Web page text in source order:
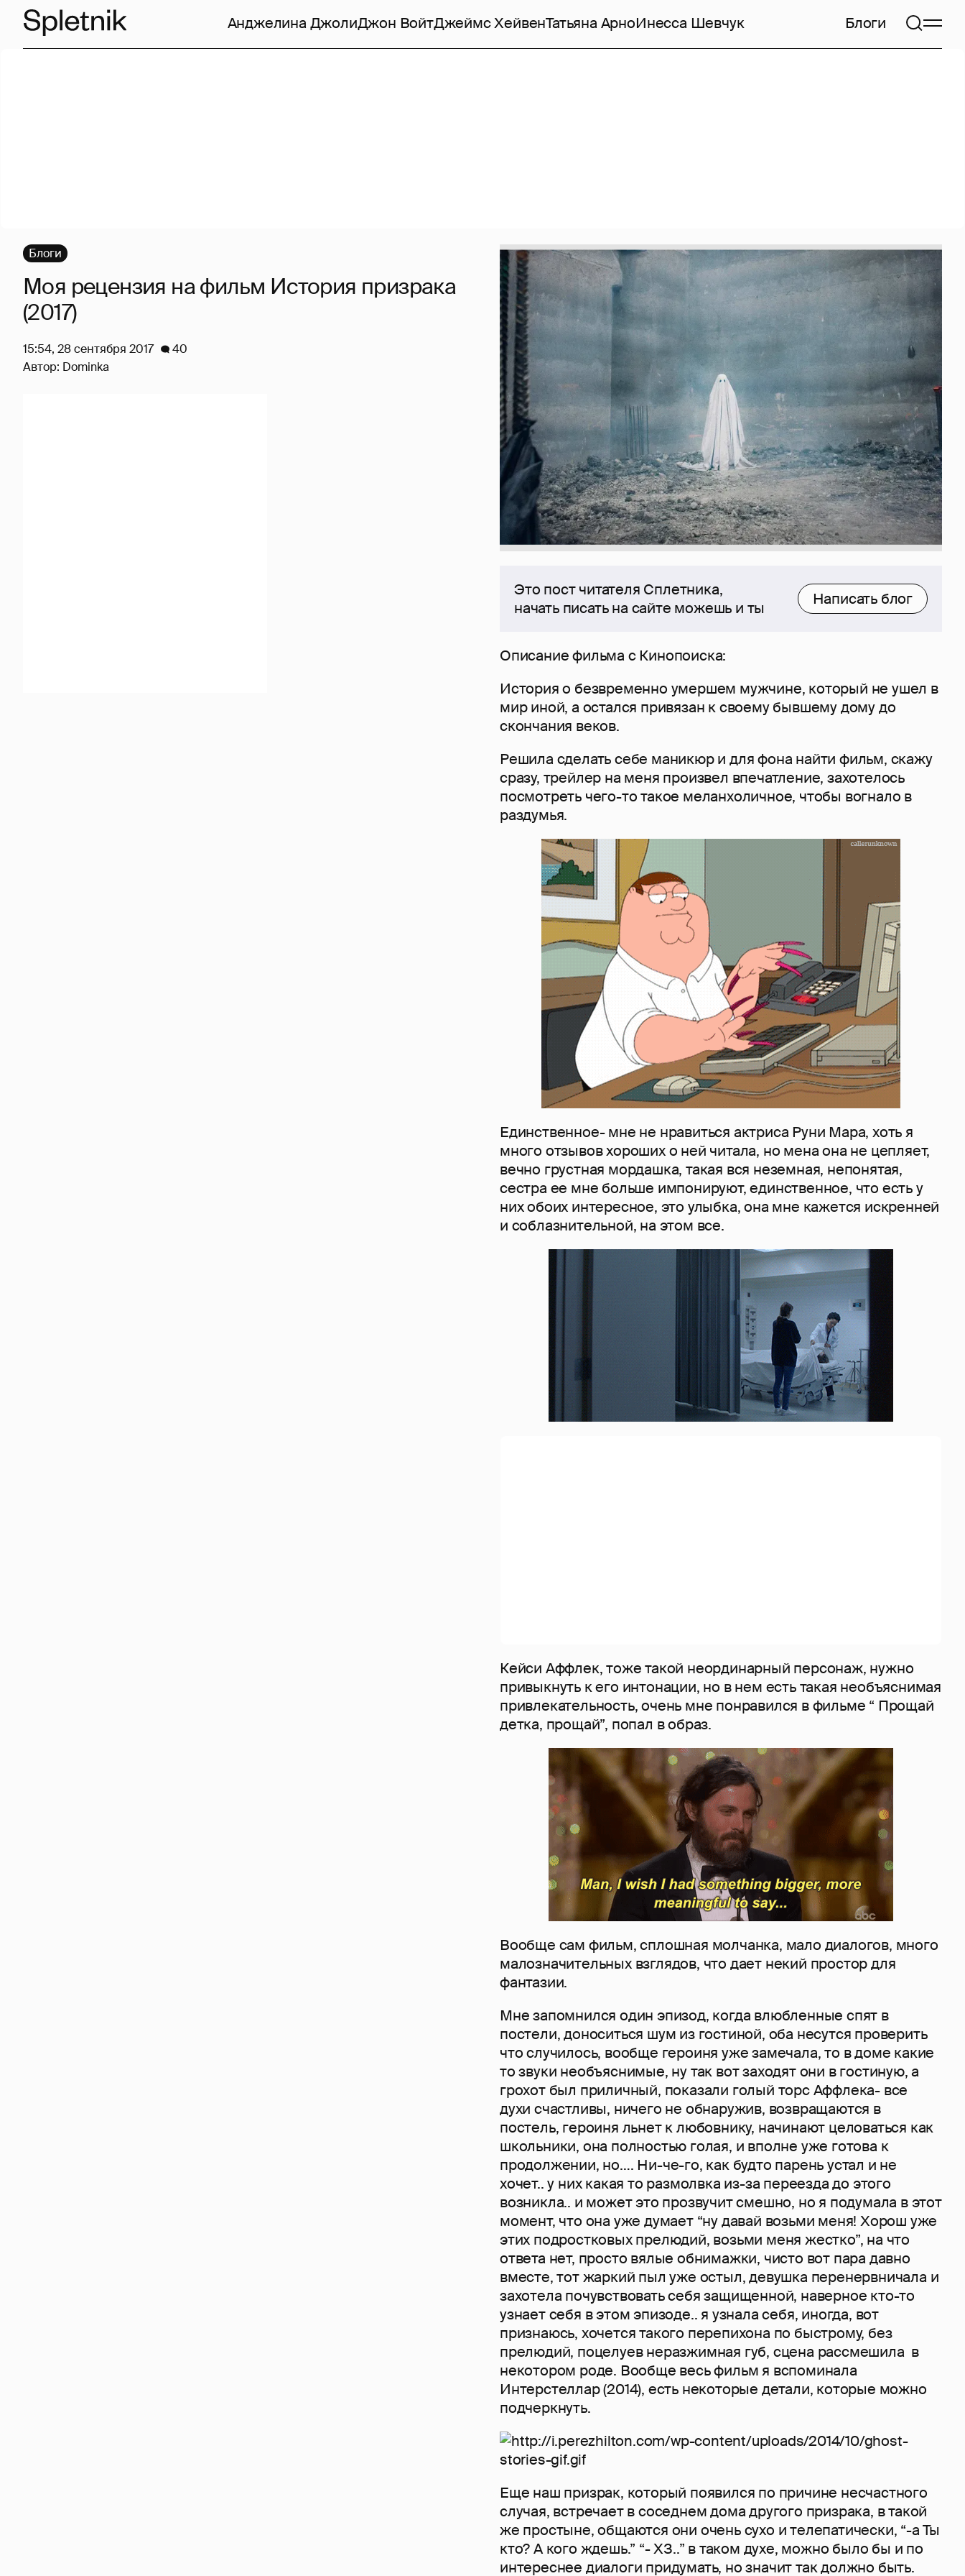
Анджелина ДжолиДжон ВойтДжеймс ХейвенТатьяна АрноИнесса Шевчук Блоги
Это пост читателя Сплетника,
начать писать на сайте можешь и ты
Написать блог
Описание фильма с Кинопоиска:
История о безвременно умершем мужчине, который не ушел в
мир иной, а остался привязан к своему бывшему дому до
скончания веков.
Решила сделать себе маникюр и для фона найти фильм, скажу
сразу, трейлер на меня произвел впечатление, захотелось
посмотреть чего-то такое меланхоличное, чтобы вогнало в
раздумья.
Единственное- мне не нравиться актриса Руни Мара, хоть я
много отзывов хороших о ней читала, но мена она не цепляет,
вечно грустная мордашка, такая вся неземная, непонятая,
сестра ее мне больше импонируют, единственное, что есть у
них обоих интересное, это улыбка, она мне кажется искренней
и соблазнительной, на этом все.
Кейси Аффлек, тоже такой неординарный персонаж, нужно
привыкнуть к его интонации, но в нем есть такая необъяснимая
привлекательность, очень мне понравился в фильме “ Прощай
детка, прощай”, попал в образ.
Вообще сам фильм, сплошная молчанка, мало диалогов, много
малозначительных взглядов, что дает некий простор для
фантазии.
Мне запомнился один эпизод, когда влюбленные спят в
постели, доноситься шум из гостиной, оба несутся проверить
что случилось, вообще героиня уже замечала, то в доме какие
то звуки необъяснимые, ну так вот заходят они в гостиную, а
грохот был приличный, показали голый торс Аффлека- все
духи счастливы, ничего не обнаружив, возвращаются в
постель, героиня льнет к любовнику, начинают целоваться как
школьники, она полностью голая, и вполне уже готова к
продолжении, но…. Ни-че-го, как будто парень устал и не
хочет.. у них какая то размолвка из-за переезда до этого
возникла.. и может это прозвучит смешно, но я подумала в этот
момент, что она уже думает “ну давай возьми меня! Хорош уже
этих подростковых прелюдий, возьми меня жестко”, на что
ответа нет, просто вялые обнимажки, чисто вот пара давно
вместе, тот жаркий пыл уже остыл, девушка перенервничала и
захотела почувствовать себя защищенной, наверное кто-то
узнает себя в этом эпизоде.. я узнала себя, иногда, вот
признаюсь, хочется такого перепихона по быстрому, без
прелюдий, поцелуев неразжимная губ, сцена рассмешила в
некотором роде. Вообще весь фильм я вспоминала
Интерстеллар (2014), есть некоторые детали, которые можно
подчеркнуть.
Еще наш призрак, который появился по причине несчастного
случая, встречает в соседнем дома другого призрака, в такой
же простыне, общаются они очень сухо и телепатически, “-а Ты
кто? А кого ждешь.” “- ХЗ..” в таком духе, можно было бы и по
интереснее диалоги придумать, но значит так должно быть.
Блоги
Моя рецензия на фильм История призрака
(2017)
15:54, 28 сентября 2017
40
Автор: Dominka